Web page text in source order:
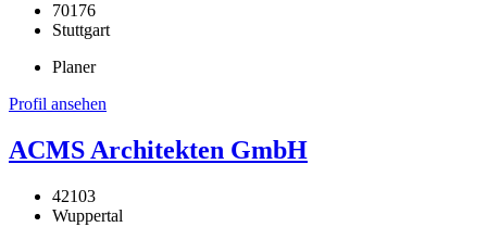
70176
Stuttgart
Planer
Profil ansehen
ACMS Architekten GmbH
42103
Wuppertal